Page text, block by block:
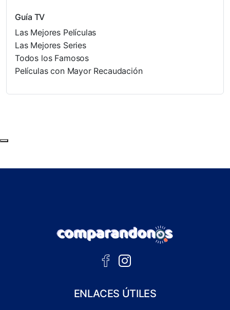
Guía TV
Las Mejores Películas
Las Mejores Series
Todos los Famosos
Películas con Mayor Recaudación
ENLACES ÚTILES